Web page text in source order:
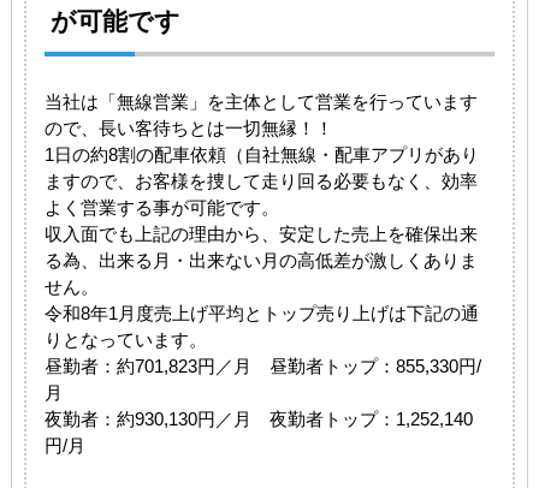
が可能です
当社は「無線営業」を主体として営業を行っています
ので、長い客待ちとは一切無縁！！
1日の約8割の配車依頼（自社無線・配車アプリがあり
ますので、お客様を捜して走り回る必要もなく、効率
よく営業する事が可能です。
収入面でも上記の理由から、安定した売上を確保出来
る為、出来る月・出来ない月の高低差が激しくありま
せん。
令和8年1月度売上げ平均とトップ売り上げは下記の通
りとなっています。
昼勤者：約701,823円／月 昼勤者トップ：855,330円/
月
夜勤者：約930,130円／月 夜勤者トップ：1,252,140
円/月